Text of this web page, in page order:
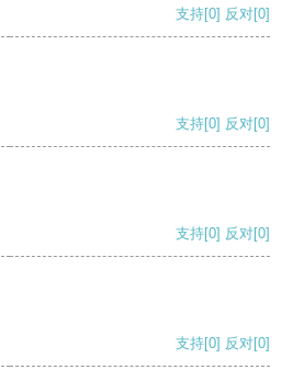
支持[0] 反对[0]
支持[0] 反对[0]
支持[0] 反对[0]
支持[0] 反对[0]